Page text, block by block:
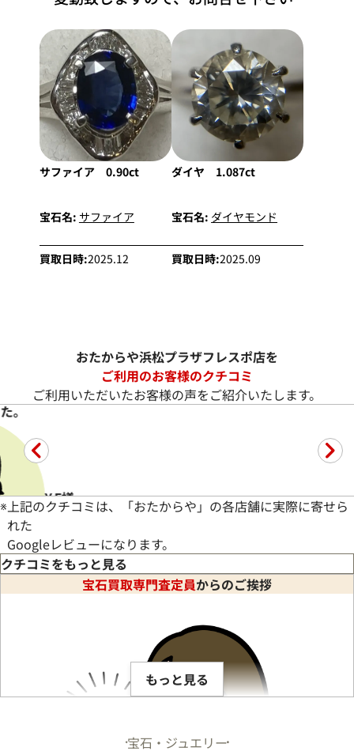
サファイア 0.90ct
宝石名: サファイア
買取日時:2025.12
ダイヤ 1.087ct
宝石名: ダイヤモンド
買取日時:2025.09
おたからや浜松プラザフレスポ店を
ご利用のお客様のクチコミ
ご利用いただいたお客様の声をご紹介いたします。
。
Y.F様
※上記のクチコミは、「おたからや」の各店舗に実際に寄せら
れた
Googleレビューになります。
クチコミをもっと見る
宝石買取専門査定員からのご挨拶
もっと見る
宝石・ジュエリー